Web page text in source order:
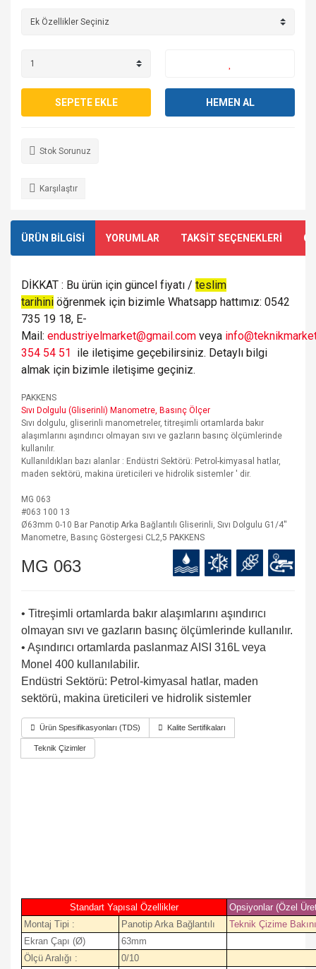
SEPETE EKLE HEMEN AL
Stok Sorunuz
Karşılaştır
ÜRÜN BİLGİSİ YORUMLAR TAKSİT SEÇENEKLERİ
DİKKAT : Bu ürün için güncel fiyatı / teslim
tarihini öğrenmek için bizimle Whatsapp hattımız: 0542
735 19 18, E-
Mail: endustriyelmarket@gmail.com veya
354 54 51 ile iletişime geçebilirsiniz. Detaylı bilgi
almak için bizimle iletişime geçiniz.
PAKKENS
Sıvı Dolgulu (Gliserinli) Manometre, Basınç Ölçer
Sıvı dolgulu, gliserinli manometreler, titreşimli ortamlarda bakır
alaşımlarını aşındırıcı olmayan sıvı ve gazların basınç ölçümlerinde
kullanılır.
Kullanıldıkları bazı alanlar : Endüstri Sektörü: Petrol-kimyasal hatlar,
maden sektörü, makina üreticileri ve hidrolik sistemler ' dir.
MG 063
#063 100 13
Ø63mm 0-10 Bar Panotip Arka Bağlantılı Gliserinli, Sıvı Dolgulu G1/4''
Manometre, Basınç Göstergesi CL2,5 PAKKENS
MG 063
• Titreşimli ortamlarda bakır alaşımlarını aşındırıcı
olmayan sıvı ve gazların basınç ölçümlerinde kullanılır.
• Aşındırıcı ortamlarda paslanmaz AISI 316L veya
Monel 400 kullanılabilir.
Endüstri Sektörü: Petrol-kimyasal hatlar, maden
sektörü, makina üreticileri ve hidrolik sistemler
Ürün Spesifikasyonları (TDS) Kalite Sertifikaları
Teknik Çizimler
Standart Yapısal Özellikler
Opsiyonlar (Özel
Montaj Tipi :
Panotip Arka Bağlantılı
Teknik Çizime
Ekran Çapı (Ø)
63mm
Ölçü Aralığı :
0/10